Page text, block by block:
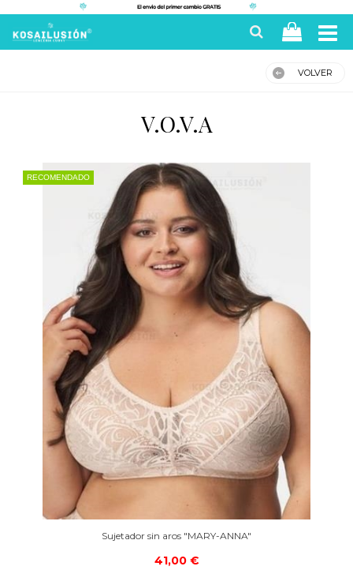
VOLVER
V.O.V.A
RECOMENDADO
Sujetador sin aros "MARY-ANNA"
41,00 €